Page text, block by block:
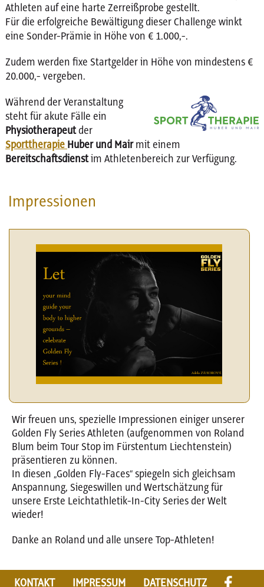
Athleten auf eine harte Zerreißprobe gestellt.
Für die erfolgreiche Bewältigung dieser Challenge winkt
eine Sonder-Prämie in Höhe von € 1.000,-.
Zudem werden fixe Startgelder in Höhe von mindestens €
20.000,- vergeben.
Während der Veranstaltung
steht für akute Fälle ein
Physiotherapeutder
Sporttherapie Huber und Mairmit einem
Bereitschaftsdienstim Athletenbereich zur Verfügung.
Impressionen
Wir freuen uns, spezielle Impressionen einiger unserer
Golden Fly Series Athleten (aufgenommen von Roland
Blum beim Tour Stop im Fürstentum Liechtenstein)
präsentieren zu können.
In diesen „Golden Fly-Faces“ spiegeln sich gleichsam
Anspannung, Siegeswillen und Wertschätzung für
unsere Erste Leichtathletik-In-City Series der Welt
wieder!
Danke an Roland und alle unsere Top-Athleten!
KONTAKT IMPRESSUM DATENSCHUTZ